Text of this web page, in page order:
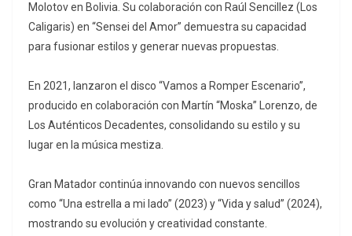
Molotov en Bolivia. Su colaboración con Raúl Sencillez (Los
Caligaris) en “Sensei del Amor” demuestra su capacidad
para fusionar estilos y generar nuevas propuestas.
En 2021, lanzaron el disco “Vamos a Romper Escenario”,
producido en colaboración con Martín “Moska” Lorenzo, de
Los Auténticos Decadentes, consolidando su estilo y su
lugar en la música mestiza.
Gran Matador continúa innovando con nuevos sencillos
como “Una estrella a mi lado” (2023) y “Vida y salud” (2024),
mostrando su evolución y creatividad constante.